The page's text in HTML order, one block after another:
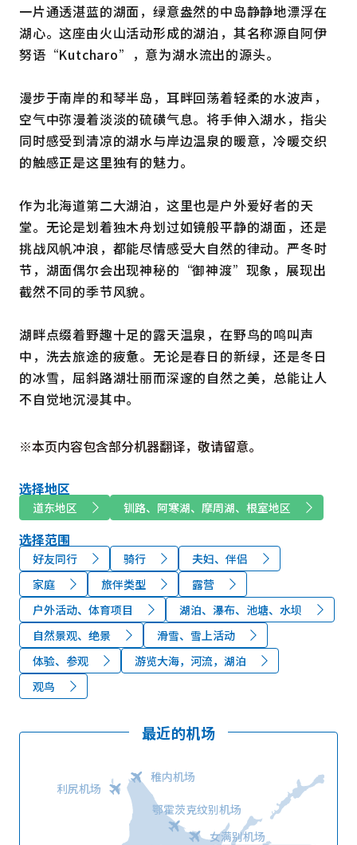
一片通透湛蓝的湖面，绿意盎然的中岛静静地漂浮在
湖心。这座由火山活动形成的湖泊，其名称源自阿伊
努语“Kutcharo”，意为湖水流出的源头。
漫步于南岸的和琴半岛，耳畔回荡着轻柔的水波声，
空气中弥漫着淡淡的硫磺气息。将手伸入湖水，指尖
同时感受到清凉的湖水与岸边温泉的暖意，冷暖交织
的触感正是这里独有的魅力。
作为北海道第二大湖泊，这里也是户外爱好者的天
堂。无论是划着独木舟划过如镜般平静的湖面，还是
挑战风帆冲浪，都能尽情感受大自然的律动。严冬时
节，湖面偶尔会出现神秘的“御神渡”现象，展现出
截然不同的季节风貌。
湖畔点缀着野趣十足的露天温泉，在野鸟的鸣叫声
中，洗去旅途的疲惫。无论是春日的新绿，还是冬日
的冰雪，屈斜路湖壮丽而深邃的自然之美，总能让人
不自觉地沉浸其中。
※本页内容包含部分机器翻译，敬请留意。
选择地区
道东地区 钏路、阿寒湖、摩周湖、根室地区
选择范围
好友同行 骑行
夫妇、伴侣
家庭
旅伴类型
露营
户外活动、体育项目
湖泊、瀑布、池塘、水坝
自然景观、绝景
滑雪、雪上活动
体验、参观
游览大海，河流，湖泊
观鸟
最近的机场
稚内机场
利尻机场
鄂霍茨克纹别机场
女满别机场